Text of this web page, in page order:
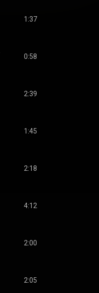
1:37
0:58
2:39
1:45
2:18
4:12
2:00
2:05